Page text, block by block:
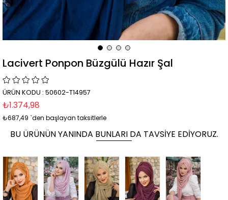
Lacivert Ponpon Büzgülü Hazır Şal
ÜRÜN KODU : 50602-T14957
₺1.374,98
₺687,49 `den başlayan taksitlerle
BU ÜRÜNÜN YANINDA BUNLARI DA TAVSIYE EDIYORUZ.